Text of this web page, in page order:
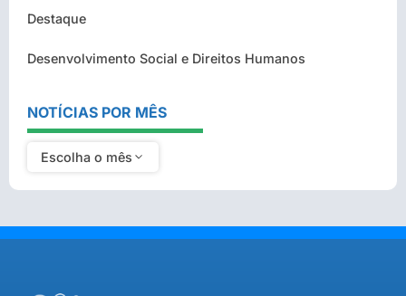
Destaque
Desenvolvimento Social e Direitos Humanos
NOTÍCIAS POR MÊS
Escolha o mês